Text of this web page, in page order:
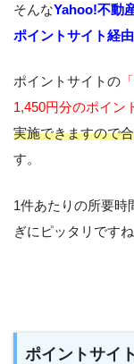
そんなYahoo!不動
ポイントサイト経
ポイントサイトの
1,450円分のポイン
実施できますので
す。
1件あたりの所要時
ぎにピッタリですね
ポイントサイ